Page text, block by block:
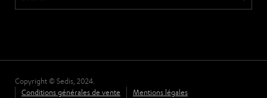
Copyright © Sedis, 2024.
Conditions générales de vente
Mentions légales